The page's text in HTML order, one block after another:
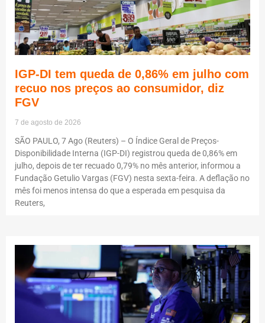
IGP-DI tem queda de 0,86% em julho com
recuo nos preços ao consumidor, diz
FGV
7 de agosto de 2026
SÃO PAULO, 7 Ago (Reuters) – O Índice Geral de Preços-
Disponibilidade Interna (IGP-DI) registrou queda de 0,86% em
julho, depois de ter recuado 0,79% no mês anterior, informou a
Fundação Getulio Vargas (FGV) nesta sexta-feira. A deflação no
mês foi menos intensa do que a esperada em pesquisa da
Reuters,